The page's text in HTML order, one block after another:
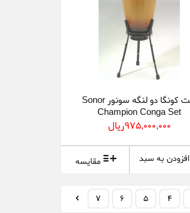
ست کونگا دو لنگه سونور Sonor
Champion Conga Set
(Quinto+Requinto)
975,000,000ريال
افزودن به سبد مقایسه
4
5
6
7